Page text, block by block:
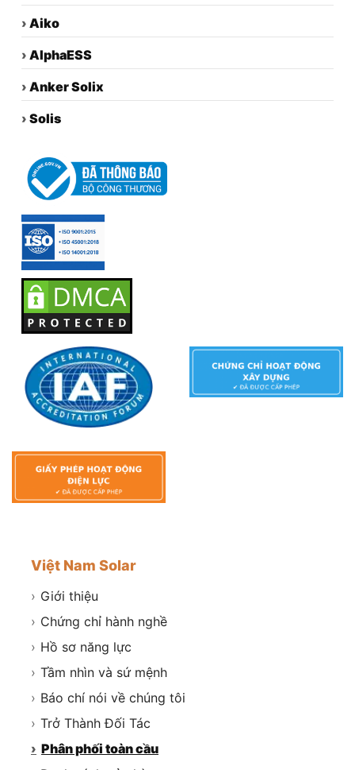
› Aiko
› AlphaESS
› Anker Solix
› Solis
Việt Nam Solar
› Giới thiệu
› Chứng chỉ hành nghề
› Hồ sơ năng lực
› Tầm nhìn và sứ mệnh
› Báo chí nói về chúng tôi
› Trở Thành Đối Tác
› Phân phối toàn cầu